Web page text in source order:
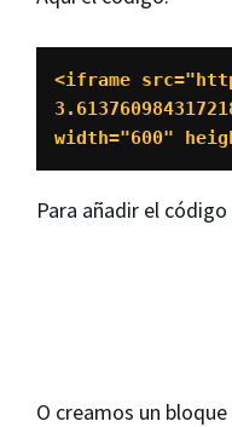
<iframe
width="600"
Para añadir el
O creamos un